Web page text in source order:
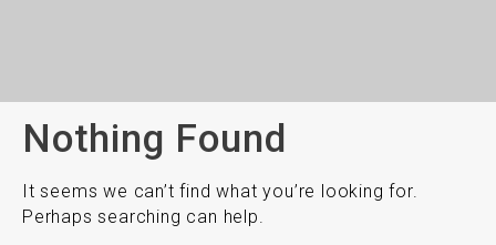
Nothing Found
It seems we can’t find what you’re looking for.
Perhaps searching can help.